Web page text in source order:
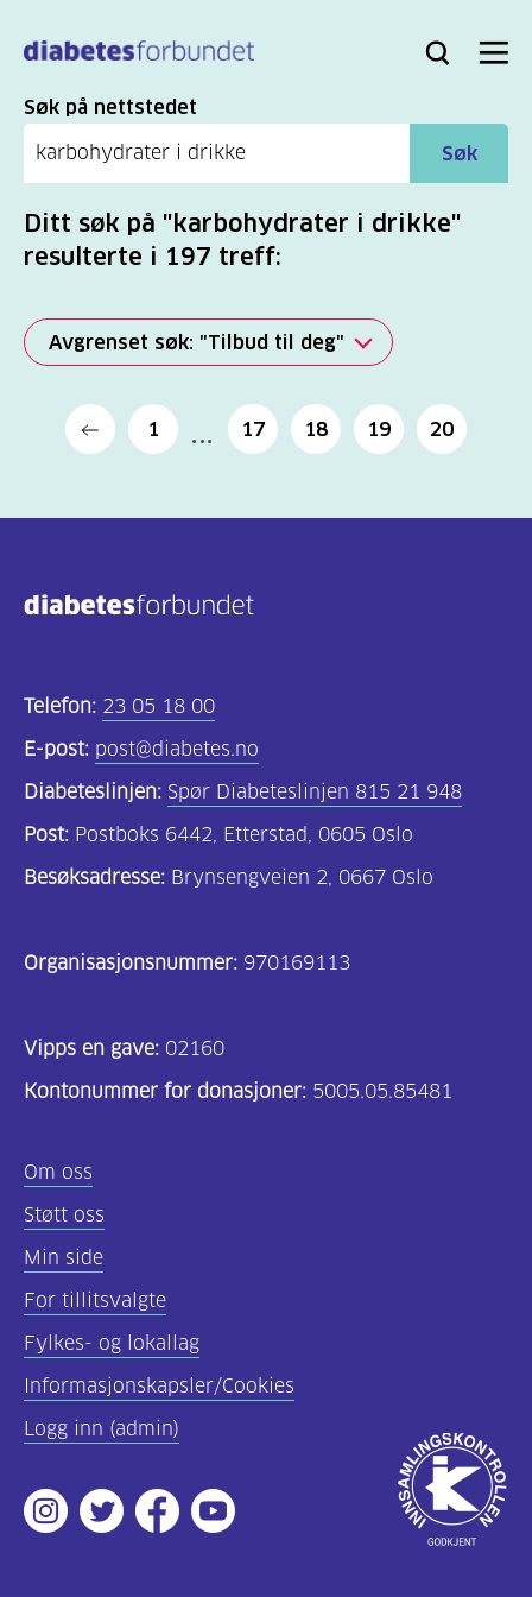
hovedinnhold
Bli
Logg
Søk Meny
Søk
Søk på nettstedet
Søk
Ditt søk på "karbohydrater i drikke"
resulterte i 197 treff:
Avgrenset søk: "Tilbud til deg"
Alle
(2279)
(806)
og
Om
(197)
helsepersonell
(157)
innhold
(59)
Diabetes
type
1
(43)
Diabetes
2
1 17 18 19 20
Telefon: 23 05 18 00
E-post: post@diabetes.no
Diabeteslinjen: Spør Diabeteslinjen 815 21 948
Post: Postboks 6442, Etterstad, 0605 Oslo
Besøksadresse: Brynsengveien 2, 0667 Oslo
Organisasjonsnummer: 970169113
Vipps en gave: 02160
Kontonummer for donasjoner: 5005.05.85481
Om oss
Støtt oss
Min side
For tillitsvalgte
Fylkes- og lokallag
Informasjonskapsler/Cookies
Logg inn (admin)
Instagram
TwitterFacebookYoutube
Godkjent
av